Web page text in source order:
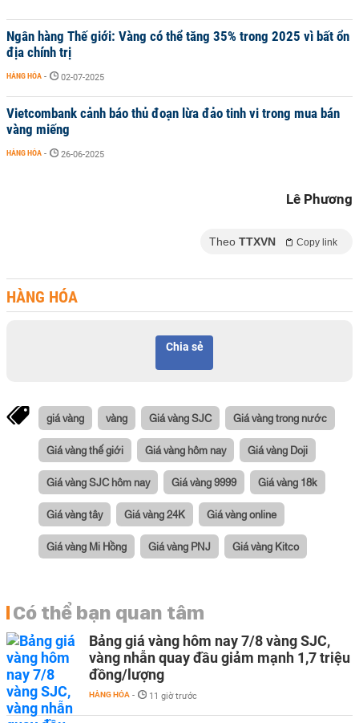
Ngân hàng Thế giới: Vàng có thể tăng 35% trong 2025 vì bất ổn
địa chính trị
HÀNG HÓA - 02-07-2025
Vietcombank cảnh báo thủ đoạn lừa đảo tinh vi trong mua bán
vàng miếng
HÀNG HÓA - 26-06-2025
Lê Phương
Theo TTXVN Copy link
HÀNG HÓA
Chia sẻ
giá vàng vàng Giá vàng SJC Giá vàng trong nước
Giá vàng thế giới Giá vàng hôm nay Giá vàng Doji
Giá vàng SJC hôm nay Giá vàng 9999 Giá vàng 18k
Giá vàng tây Giá vàng 24K Giá vàng online
Giá vàng Mi Hồng Giá vàng PNJ Giá vàng Kitco
Có thể bạn quan tâm
Bảng giá vàng hôm nay 7/8 vàng SJC,
vàng nhẫn quay đầu giảm mạnh 1,7 triệu
đồng/lượng
HÀNG HÓA - 11 giờ trước